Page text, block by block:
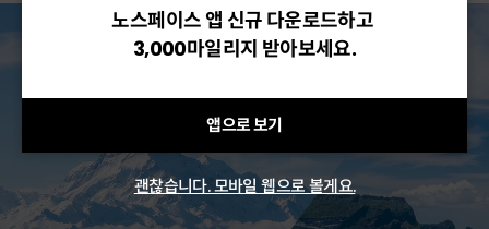
노스페이스 앱 신규 다운로드하고
3,000마일리지 받아보세요.
앱으로 보기
괜찮습니다. 모바일 웹으로 볼게요.